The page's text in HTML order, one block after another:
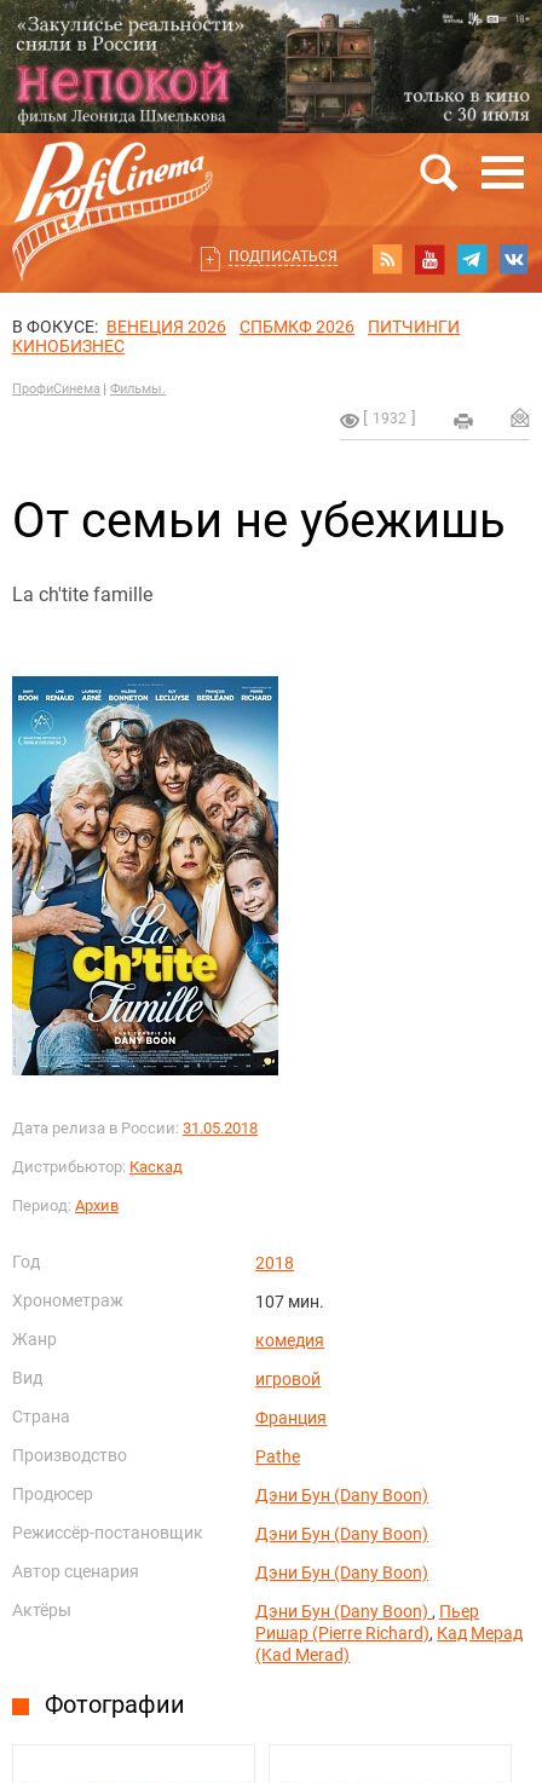
ПОДПИСАТЬСЯ
В ФОКУСЕ: ВЕНЕЦИЯ 2026 СПБМКФ 2026
ПИТЧИНГИ
КИНОБИЗНЕС
ПрофиСинема Фильмы.
1932
От семьи не убежишь
La ch'tite famille
Дата релиза в России: 31.05.2018
Дистрибьютор: Каскад
Период: Архив
Год
2018
Хронометраж
107 мин.
Жанр
комедия
Вид
игровой
Страна
Франция
Производство
Pathe
Продюсер
Дэни Бун (Dany Boon)
Режиссёр-постановщик
Дэни Бун (Dany Boon)
Автор сценария
Дэни Бун (Dany Boon)
Актёры
Дэни Бун (Dany Boon) , Пьер
Ришар (Pierre Richard), Кад Мерад
(Kad Merad)
Фотографии